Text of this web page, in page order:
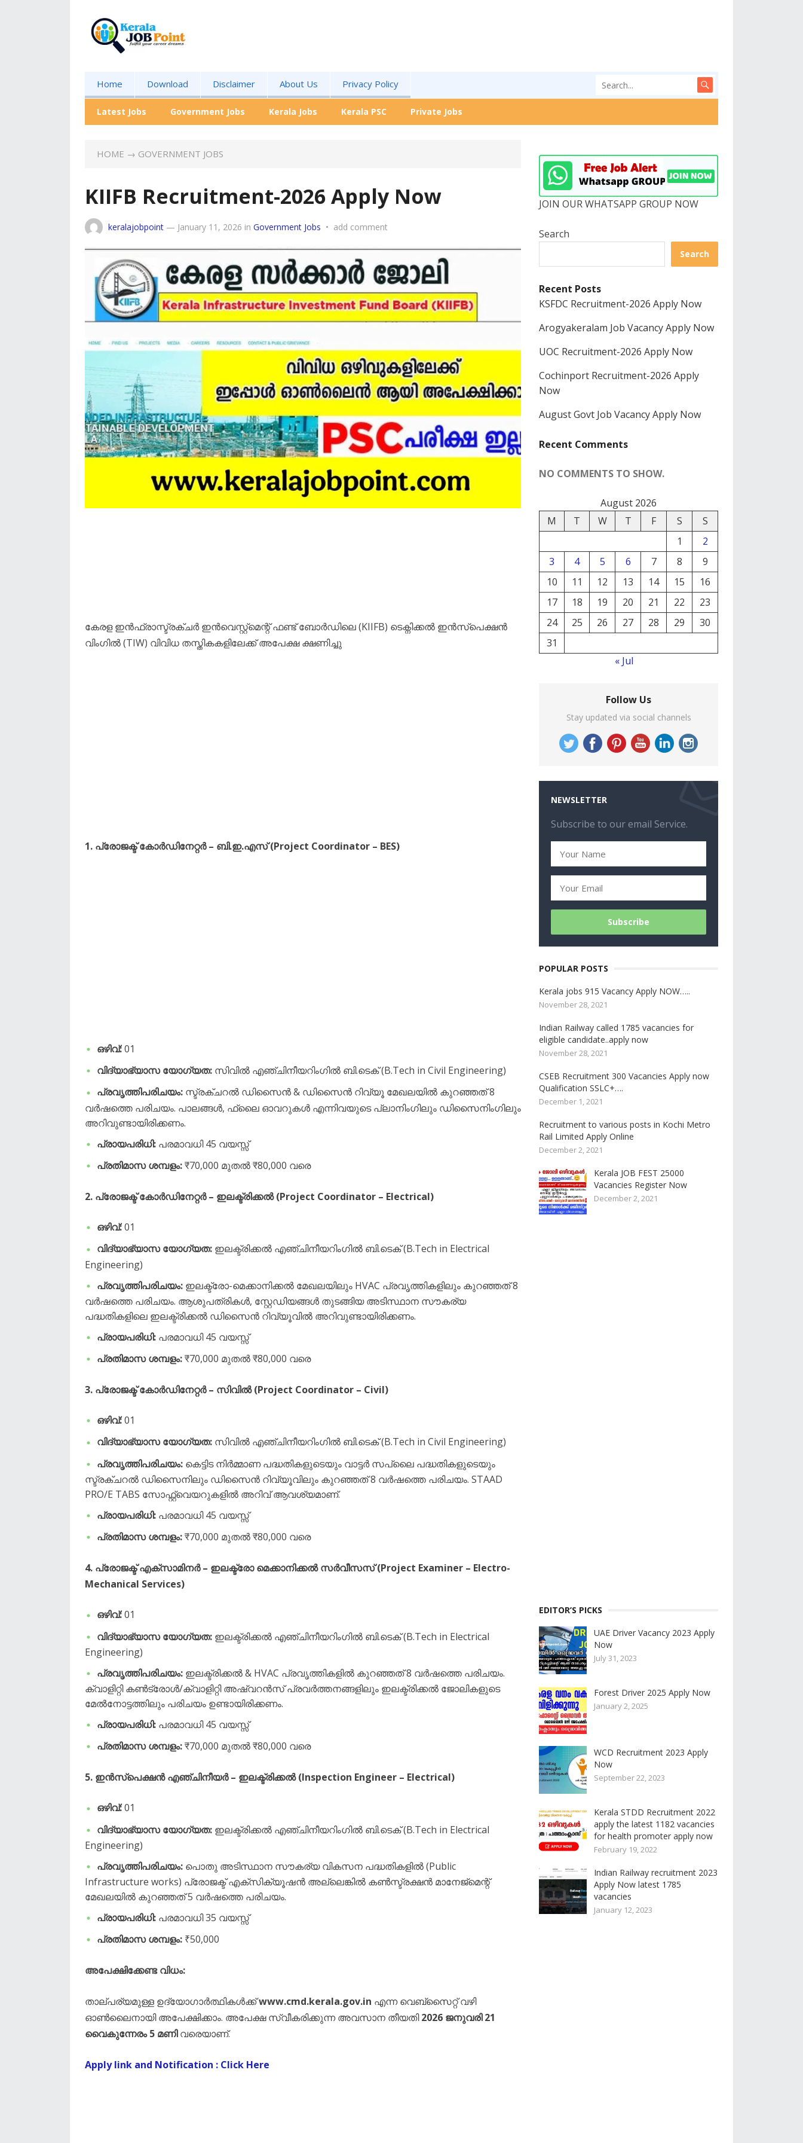
Home Download Disclaimer About Us Privacy Policy
Latest Jobs Government Jobs Kerala Jobs Kerala PSC Private Jobs
HOME → GOVERNMENT JOBS
KIIFB Recruitment-2026 Apply Now
keralajobpoint — January 11, 2026 in Government Jobs • add comment
കേരള ഇൻഫ്രാസ്ട്രക്ചർ ഇൻവെസ്റ്റ്മെന്റ് ഫണ്ട് ബോർഡിലെ (KIIFB) ടെക്നിക്കൽ ഇൻസ്പെക്ഷൻ
വിംഗിൽ (TIW) വിവിധ തസ്തികകളിലേക്ക് അപേക്ഷ ക്ഷണിച്ചു
1. പ്രോജക്ട് കോർഡിനേറ്റർ – ബി.ഇ.എസ് (Project Coordinator – BES)
ഒഴിവ്:01
വിദ്യാഭ്യാസ യോഗ്യത: സിവിൽ എഞ്ചിനീയറിംഗിൽ ബി.ടെക് (B.Tech in Civil Engineering)
പ്രവൃത്തിപരിചയം: സ്ട്രക്ചറൽ ഡിസൈൻ & ഡിസൈൻ റിവ്യൂ മേഖലയിൽ കുറഞ്ഞത് 8
വർഷത്തെ പരിചയം. പാലങ്ങൾ, ഫ്ലൈ ഓവറുകൾ എന്നിവയുടെ പ്ലാനിംഗിലും ഡിസൈനിംഗിലും
അറിവുണ്ടായിരിക്കണം.
പ്രായപരിധി: പരമാവധി 45 വയസ്സ്
പ്രതിമാസ ശമ്പളം:₹70,000 മുതൽ ₹80,000 വരെ
2. പ്രോജക്ട് കോർഡിനേറ്റർ – ഇലക്ട്രിക്കൽ (Project Coordinator – Electrical)
ഒഴിവ്:01
വിദ്യാഭ്യാസ യോഗ്യത: ഇലക്ട്രിക്കൽ എഞ്ചിനീയറിംഗിൽ ബി.ടെക് (B.Tech in Electrical
Engineering)
പ്രവൃത്തിപരിചയം: ഇലക്ട്രോ-മെക്കാനിക്കൽ മേഖലയിലും HVAC പ്രവൃത്തികളിലും കുറഞ്ഞത് 8
വർഷത്തെ പരിചയം. ആശുപത്രികൾ, സ്റ്റേഡിയങ്ങൾ തുടങ്ങിയ അടിസ്ഥാന സൗകര്യ
പദ്ധതികളിലെ ഇലക്ട്രിക്കൽ ഡിസൈൻ റിവ്യൂവിൽ അറിവുണ്ടായിരിക്കണം.
പ്രായപരിധി: പരമാവധി 45 വയസ്സ്
പ്രതിമാസ ശമ്പളം:₹70,000 മുതൽ ₹80,000 വരെ
3. പ്രോജക്ട് കോർഡിനേറ്റർ – സിവിൽ (Project Coordinator – Civil)
ഒഴിവ്:01
വിദ്യാഭ്യാസ യോഗ്യത: സിവിൽ എഞ്ചിനീയറിംഗിൽ ബി.ടെക് (B.Tech in Civil Engineering)
പ്രവൃത്തിപരിചയം: കെട്ടിട നിർമ്മാണ പദ്ധതികളുടെയും വാട്ടർ സപ്ലൈ പദ്ധതികളുടെയും
സ്ട്രക്ചറൽ ഡിസൈനിലും ഡിസൈൻ റിവ്യൂവിലും കുറഞ്ഞത് 8 വർഷത്തെ പരിചയം. STAAD
PRO/E TABS സോഫ്റ്റ്‌വെയറുകളിൽ അറിവ് ആവശ്യമാണ്.
പ്രായപരിധി: പരമാവധി 45 വയസ്സ്
പ്രതിമാസ ശമ്പളം:₹70,000 മുതൽ ₹80,000 വരെ
4. പ്രോജക്ട് എക്സാമിനർ – ഇലക്ട്രോ മെക്കാനിക്കൽ സർവീസസ് (Project Examiner – Electro-
Mechanical Services)
ഒഴിവ്:01
വിദ്യാഭ്യാസ യോഗ്യത: ഇലക്ട്രിക്കൽ എഞ്ചിനീയറിംഗിൽ ബി.ടെക് (B.Tech in Electrical
Engineering)
പ്രവൃത്തിപരിചയം: ഇലക്ട്രിക്കൽ & HVAC പ്രവൃത്തികളിൽ കുറഞ്ഞത് 8 വർഷത്തെ പരിചയം.
ക്വാളിറ്റി കൺട്രോൾ/ക്വാളിറ്റി അഷ്വറൻസ് പ്രവർത്തനങ്ങളിലും ഇലക്ട്രിക്കൽ ജോലികളുടെ
മേൽനോട്ടത്തിലും പരിചയം ഉണ്ടായിരിക്കണം.
പ്രായപരിധി: പരമാവധി 45 വയസ്സ്
പ്രതിമാസ ശമ്പളം:₹70,000 മുതൽ ₹80,000 വരെ
5. ഇൻസ്പെക്ഷൻ എഞ്ചിനീയർ – ഇലക്ട്രിക്കൽ (Inspection Engineer – Electrical)
ഒഴിവ്:01
വിദ്യാഭ്യാസ യോഗ്യത: ഇലക്ട്രിക്കൽ എഞ്ചിനീയറിംഗിൽ ബി.ടെക് (B.Tech in Electrical
Engineering)
പ്രവൃത്തിപരിചയം: പൊതു അടിസ്ഥാന സൗകര്യ വികസന പദ്ധതികളിൽ (Public
Infrastructure works) പ്രോജക്ട് എക്സിക്യൂഷൻ അല്ലെങ്കിൽ കൺസ്ട്രക്ഷൻ മാനേജ്‌മെന്റ്
മേഖലയിൽ കുറഞ്ഞത് 5 വർഷത്തെ പരിചയം.
പ്രായപരിധി: പരമാവധി 35 വയസ്സ്
പ്രതിമാസ ശമ്പളം: ₹50,000
അപേക്ഷിക്കേണ്ട വിധം:
താല്പര്യമുള്ള ഉദ്യോഗാർത്ഥികൾക്ക്www.cmd.kerala.gov.in എന്ന വെബ്സൈറ്റ് വഴി
ഓൺലൈനായി അപേക്ഷിക്കാം. അപേക്ഷ സ്വീകരിക്കുന്ന അവസാന തീയതി2026 ജനുവരി 21
വൈകുന്നേരം 5 മണിവരെയാണ്.
Apply link and Notification : Click Here
JOIN OUR WHATSAPP GROUP NOW
Search
Search
Recent Posts
KSFDC Recruitment-2026 Apply Now
Arogyakeralam Job Vacancy Apply Now
UOC Recruitment-2026 Apply Now
Cochinport Recruitment-2026 Apply
Now
August Govt Job Vacancy Apply Now
Recent Comments
NO COMMENTS TO SHOW.
August 2026
M
T W T F S
S
1
2
3
4 5 6 7 8
9
10
11 12 13 14 15
16
17
18 19 20 21 22
23
24
25 26 27 28 29
30
31
« Jul
Follow Us
Stay updated via social channels
NEWSLETTER
Subscribe to our email Service.
POPULAR POSTS
Kerala jobs 915 Vacancy Apply NOW…..
November 28, 2021
Indian Railway called 1785 vacancies for
eligible candidate..apply now
November 28, 2021
CSEB Recruitment 300 Vacancies Apply now
Qualification SSLC+….
December 1, 2021
Recruitment to various posts in Kochi Metro
Rail Limited Apply Online
December 2, 2021
Kerala JOB FEST 25000
Vacancies Register Now
December 2, 2021
EDITOR’S PICKS
UAE Driver Vacancy 2023 Apply
Now
July 31, 2023
Forest Driver 2025 Apply Now
January 2, 2025
WCD Recruitment 2023 Apply
Now
September 22, 2023
Kerala STDD Recruitment 2022
apply the latest 1182 vacancies
for health promoter apply now
February 19, 2022
Indian Railway recruitment 2023
Apply Now latest 1785
vacancies
January 12, 2023